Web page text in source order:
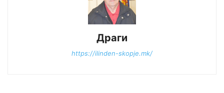
Драги
https://ilinden-skopje.mk/